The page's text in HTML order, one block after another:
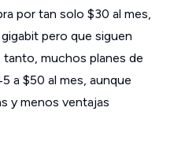
por tan solo $30 al mes,
pero que siguen
tanto, muchos planes de
a $50 al mes, aunque
y menos ventajas